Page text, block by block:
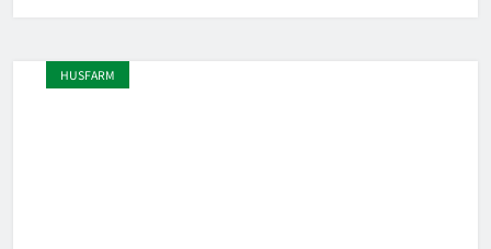
HUSFARM